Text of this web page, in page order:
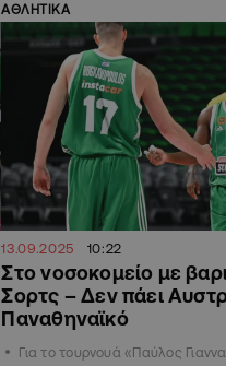
ΑΘΛΗΤΙΚΑ
13.09.2025 10:22
Στο νοσοκομείο με
Σορτς – Δεν πάει
Παναθηναϊκό
Για το τουρνουά «Παύλος